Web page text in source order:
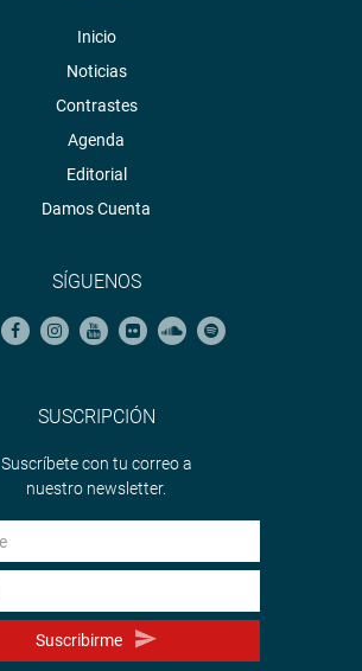
Inicio
Noticias
Contrastes
Agenda
Editorial
Damos Cuenta
SÍGUENOS
SUSCRIPCIÓN
Suscríbete con tu correo a
nuestro newsletter.
Suscribirme